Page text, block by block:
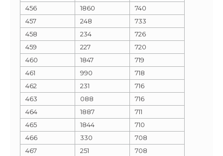
456
1860
740
457
248
733
458
234
726
459
227
720
460
1847
719
461
990
718
462
231
716
463
088
716
464
1887
711
465
1844
710
466
330
708
467
251
708